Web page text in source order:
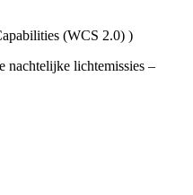
(WCS 2.0) )
nachtelijke lichtemissies –